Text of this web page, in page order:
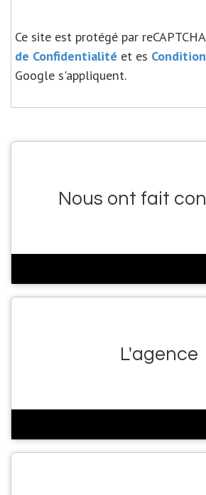
Ce site est protégé par
de Confidentialité et es
Google s'appliquent.
Nous ont fait
L'agence